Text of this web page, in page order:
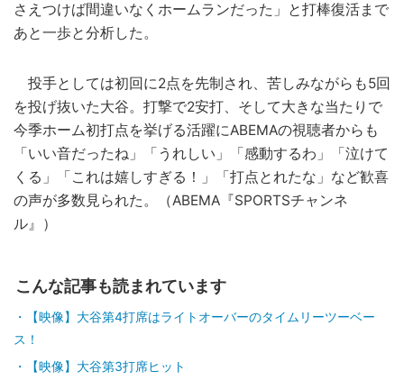
さえつけば間違いなくホームランだった」と打棒復活まで
あと一歩と分析した。
投手としては初回に2点を先制され、苦しみながらも5回
を投げ抜いた大谷。打撃で2安打、そして大きな当たりで
今季ホーム初打点を挙げる活躍にABEMAの視聴者からも
「いい音だったね」「うれしい」「感動するわ」「泣けて
くる」「これは嬉しすぎる！」「打点とれたな」など歓喜
の声が多数見られた。（ABEMA『SPORTSチャンネ
ル』）
こんな記事も読まれています
【映像】大谷第4打席はライトオーバーのタイムリーツーベー
ス！
【映像】大谷第3打席ヒット